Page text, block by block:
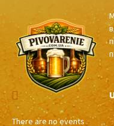
There are no events